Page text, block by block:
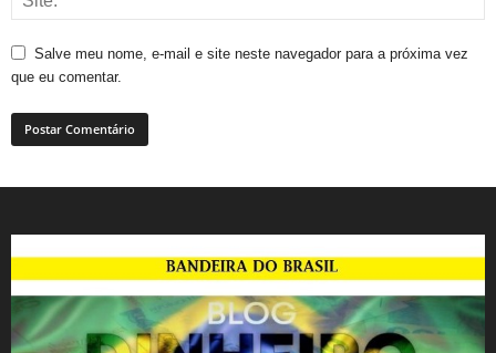
Salve meu nome, e-mail e site neste navegador para a próxima vez
que eu comentar.